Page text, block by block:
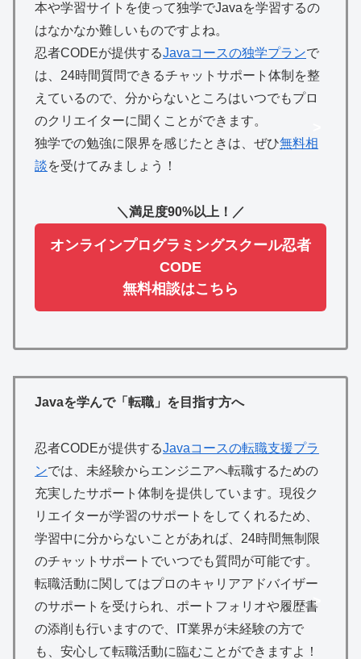
本や学習サイトを使って独学でJavaを学習するの
はなかなか難しいものですよね。
忍者CODEが提供するJavaコースの独学プランで
は、24時間質問できるチャットサポート体制を整
えているので、分からないところはいつでもプロ
のクリエイターに聞くことができます。
独学での勉強に限界を感じたときは、ぜひ無料相
談を受けてみましょう！
＼満足度90%以上！／
オンラインプログラミングスクール忍者
CODE
無料相談はこちら
Javaを学んで「転職」を目指す方へ
忍者CODEが提供するJavaコースの転職支援プラ
ンでは、未経験からエンジニアへ転職するための
充実したサポート体制を提供しています。現役ク
リエイターが学習のサポートをしてくれるため、
学習中に分からないことがあれば、24時間無制限
のチャットサポートでいつでも質問が可能です。
転職活動に関してはプロのキャリアアドバイザー
のサポートを受けられ、ポートフォリオや履歴書
の添削も行いますので、IT業界が未経験の方で
も、安心して転職活動に臨むことができますよ！
>